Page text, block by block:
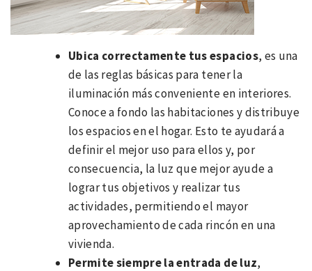
Ubica correctamente tus espacios, es una
de las reglas básicas para tener la
iluminación más conveniente en interiores.
Conoce a fondo las habitaciones y distribuye
los espacios en el hogar. Esto te ayudará a
definir el mejor uso para ellos y, por
consecuencia, la luz que mejor ayude a
lograr tus objetivos y realizar tus
actividades, permitiendo el mayor
aprovechamiento de cada rincón en una
vivienda.
Permite siempre la entrada de luz,